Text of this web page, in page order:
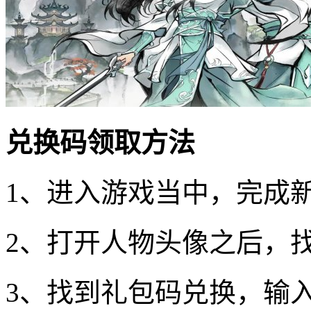
兑换码领取方法
1、进入游戏当中，完成
2、打开人物头像之后，
3、找到礼包码兑换，输